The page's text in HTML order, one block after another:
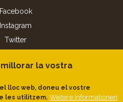
Facebook
Instagram
Twitter
APP
iOS
la vostra
lloc web, doneu el vostre
les utilitzem. Weitere Informationen